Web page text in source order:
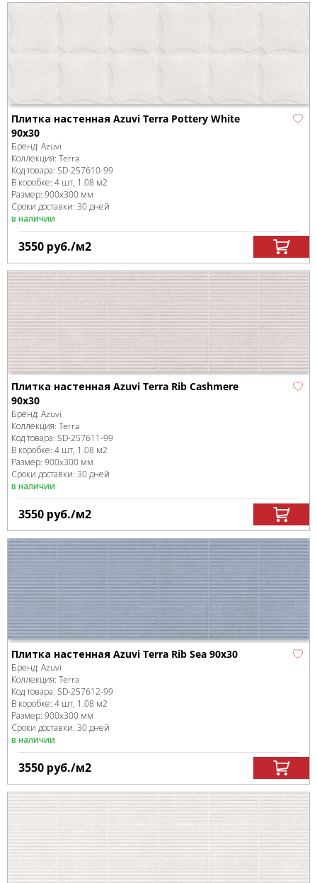
Плитка настенная Azuvi Terra Pottery White
90x30
Бренд: Azuvi
Коллекция: Terra
Код товара: SD-257610-99
В коробке: 4 шт, 1.08 м2
Размер: 900x300 мм
Сроки доставки: 30 дней
в наличии
3550 руб./м2
Плитка настенная Azuvi Terra Rib Cashmere
90x30
Бренд: Azuvi
Коллекция: Terra
Код товара: SD-257611-99
В коробке: 4 шт, 1.08 м2
Размер: 900x300 мм
Сроки доставки: 30 дней
в наличии
3550 руб./м2
Плитка настенная Azuvi Terra Rib Sea 90x30
Бренд: Azuvi
Коллекция: Terra
Код товара: SD-257612-99
В коробке: 4 шт, 1.08 м2
Размер: 900x300 мм
Сроки доставки: 30 дней
в наличии
3550 руб./м2